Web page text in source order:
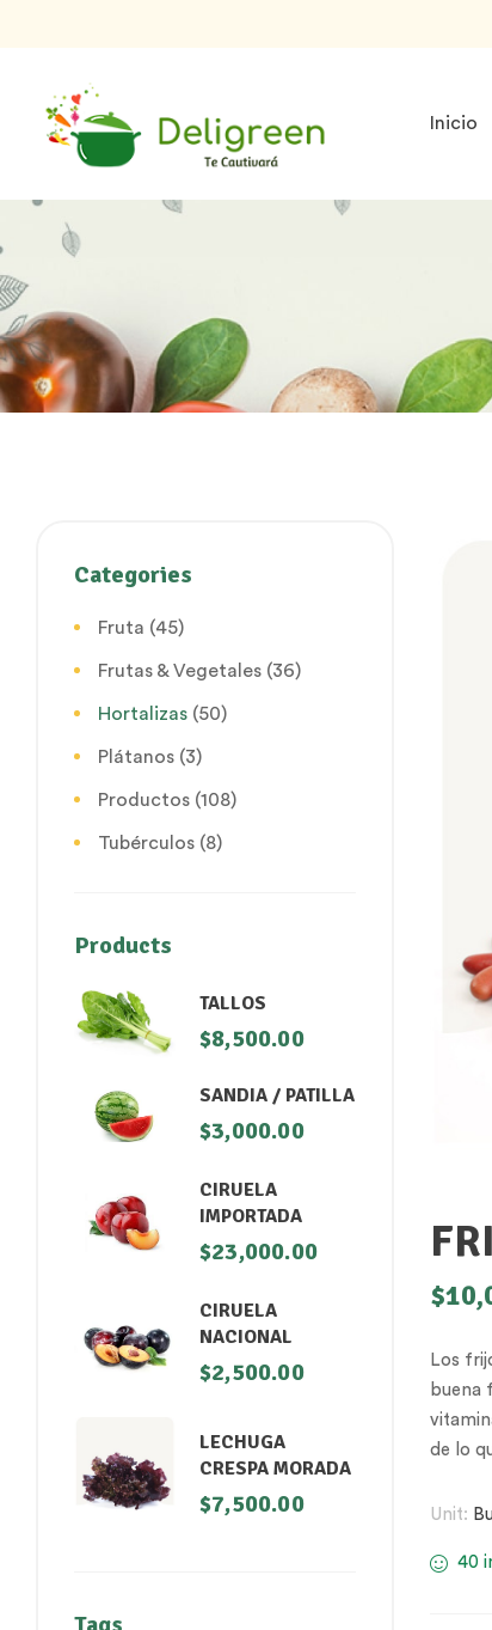
Inicio
$
Los
buena
de lo
Unit:
40
Categories
Fruta (45)
Frutas & Vegetales (36)
Hortalizas (50)
Plátanos (3)
Productos (108)
Tubérculos (8)
Products
TALLOS
$8,500.00
SANDIA / PATILLA
$3,000.00
CIRUELA
IMPORTADA
$23,000.00
CIRUELA
NACIONAL
$2,500.00
LECHUGA
CRESPA MORADA
$7,500.00